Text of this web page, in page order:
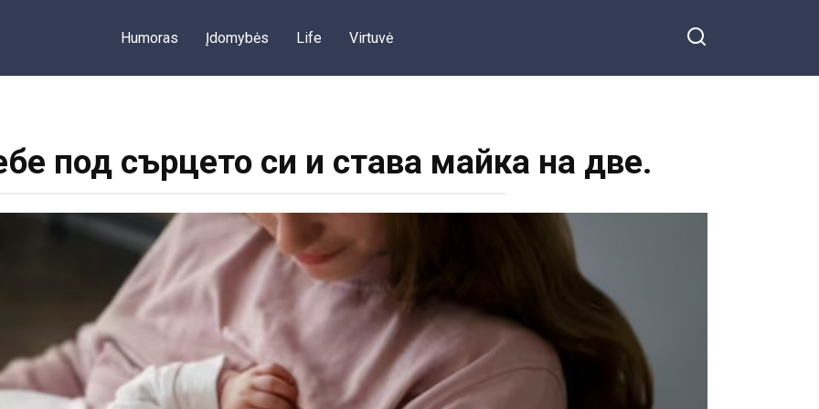
Humoras Įdomybės Life Virtuvė
под сърцето си и става майка на две.